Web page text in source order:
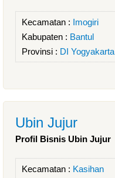
Kecamatan : Imogiri
Kabupaten : Bantul
Provinsi : DI Yogyakarta
Ubin Jujur
Profil Bisnis Ubin Jujur
Kecamatan : Kasihan